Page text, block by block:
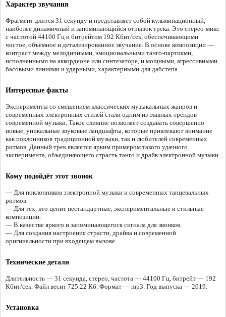
Характер звучания
Фрагмент длится 31 секунду и представляет собой кульминационный,
наиболее динамичный и запоминающийся отрывок трека. Это стерео-микс
с частотой 44100 Гц и битрейтом 192 Кбит/сек, обеспечивающими
чистое, объёмное и детализированное звучание. В основе композиции —
контраст между мелодичными, эмоциональными танго-партиями,
исполненными на аккордеоне или синтезаторе, и мощными, агрессивными
басовыми линиями и ударными, характерными для дабстепа.
Интересные факты
Эксперименты со смешением классических музыкальных жанров и
современных электронных стилей стали одним из главных трендов
современной музыки. Такое слияние позволяет создавать совершенно
новые, уникальные звуковые ландшафты, которые привлекают внимание
как поклонников традиционной музыки, так и любителей современных
ритмов. Данный трек является ярким примером такого удачного
эксперимента, объединяющего страсть танго и драйв электронной музыки.
Кому подойдёт этот звонок
— Для поклонников электронной музыки и современных танцевальных
ритмов.
— Для тех, кто ценит нестандартные, экспериментальные и стильные
композиции.
— В качестве яркого и запоминающегося сигнала для звонков.
— Для создания настроения страсти, драйва и современной
оригинальности при входящем вызове.
Технические детали
Длительность — 31 секунда, стерео, частота — 44100 Гц, битрейт — 192
Кбит/сек. Файл весит 725.22 Кб. Формат — mp3. Год выпуска — 2019.
Установка